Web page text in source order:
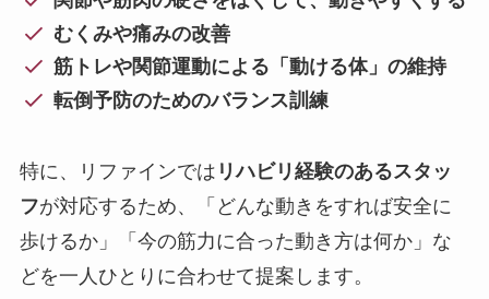
むくみや痛みの改善
筋トレや関節運動による「動ける体」の維持
転倒予防のためのバランス訓練
特に、リファインでは リハビリ経験のあるスタッ
フが対応するため、「どんな動きをすれば安全に
歩けるか」「今の筋力に合った動き方は何か」な
どを一人ひとりに合わせて提案します。